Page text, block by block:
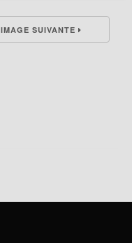
IMAGE SUIVANTE